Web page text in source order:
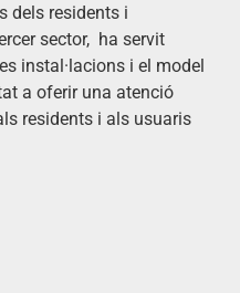
dels residents i
sector, ha servit
instal·lacions i el model
a oferir una atenció
residents i als usuaris